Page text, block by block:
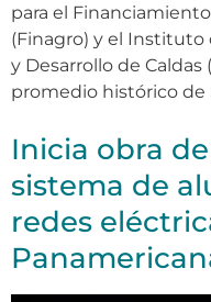
para el
(Finagro) y el
y Desarrollo de
promedio histórico de
Inicia obra
sistema de
redes